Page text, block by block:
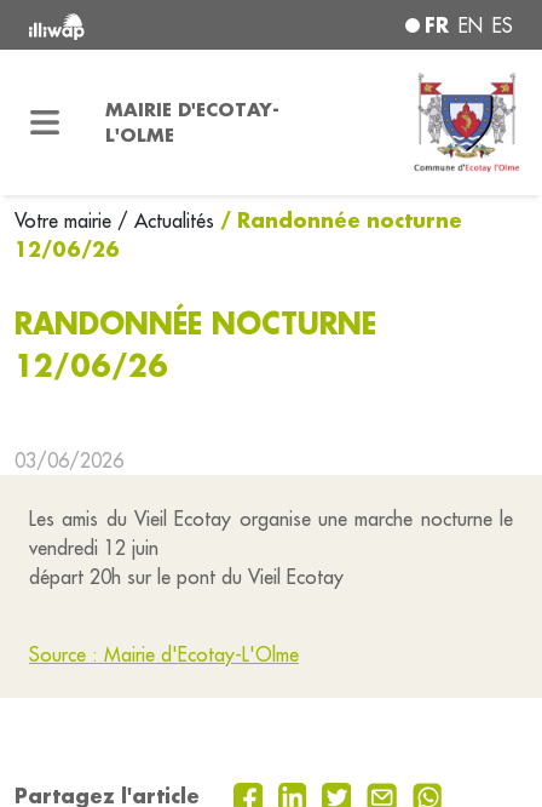
FR EN ES
MAIRIE D'ECOTAY-
L'OLME
Votre mairie / Actualités / Randonnée nocturne
12/06/26
RANDONNÉE NOCTURNE
12/06/26
03/06/2026
Les amis du Vieil Ecotay organise une marche nocturne le
vendredi 12 juin
départ 20h sur le pont du Vieil Ecotay
Source : Mairie d'Ecotay-L'Olme
Partagez l'article